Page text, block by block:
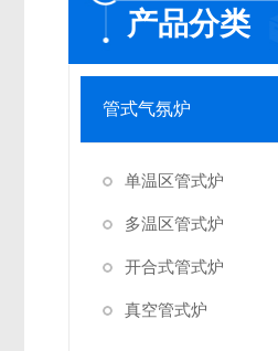
产品分类
管式气氛炉
单温区管式炉
多温区管式炉
开合式管式炉
真空管式炉